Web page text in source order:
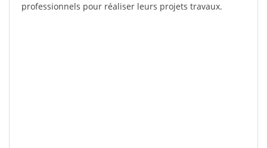
professionnels pour réaliser leurs projets travaux.